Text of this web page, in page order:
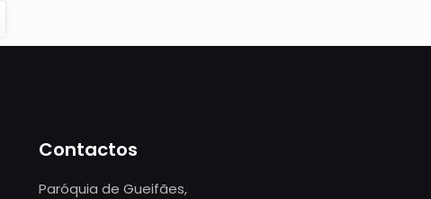
Contactos
Paróquia de Gueifães,